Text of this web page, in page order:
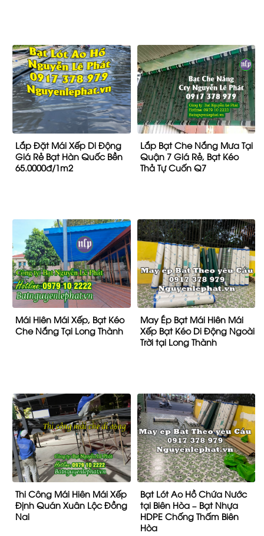
Lắp Đặt Mái Xếp Di Động
Giá Rẻ Bạt Hàn Quốc Bền
65.0000đ/1m2
Lắp Bạt Che Nắng Mưa Tại
Quận 7 Giá Rẻ, Bạt Kéo
Thả Tự Cuốn Q7
Mái Hiên Mái Xếp, Bạt Kéo
Che Nắng Tại Long Thành
May Ép Bạt Mái Hiên Mái
Xếp Bạt Kéo Di Động Ngoài
Trời tại Long Thành
Thi Công Mái Hiên Mái Xếp
Định Quán Xuân Lộc Đồng
Nai
Bạt Lót Ao Hồ Chứa Nước
tại Biên Hòa – Bạt Nhựa
HDPE Chống Thấm Biên
Hòa